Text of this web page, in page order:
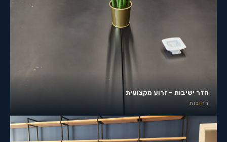
חדר ישיבות – זרוע מקצועית
רחובות